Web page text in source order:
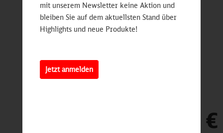
9,90 €
mit unserem Newsletter keine Aktion und
bleiben Sie auf dem aktuellsten Stand über
Highlights und neue Produkte!
Jetzt anmelden